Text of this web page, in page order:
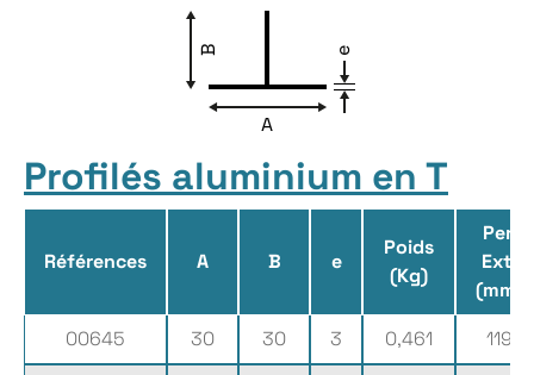
Profilés aluminium en T
Références A B e
Poids
(Kg)
Per.
Ext.
(mm)
00645
30 30 3 0,461
119